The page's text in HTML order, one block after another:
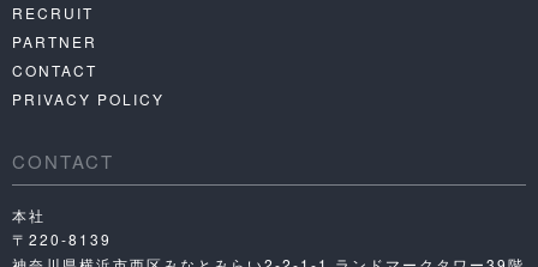
RECRUIT
PARTNER
CONTACT
PRIVACY POLICY
CONTACT
本社
〒220-8139